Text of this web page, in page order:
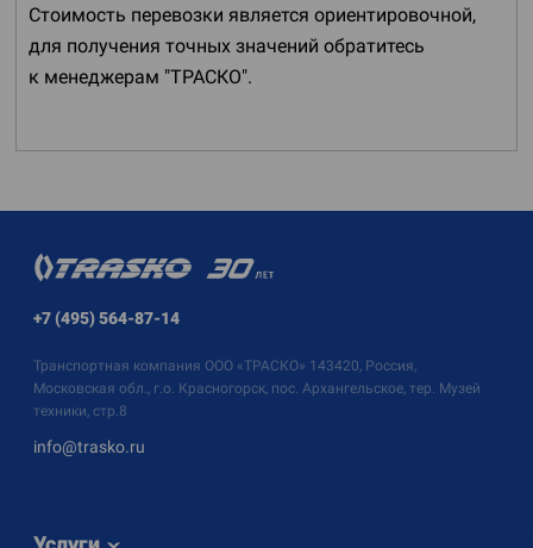
Стоимость перевозки является ориентировочной,
для получения точных значений обратитесь
к менеджерам "ТРАСКО".
+7 (495) 564-87-14
Транспортная компания ООО «ТРАСКО» 143420, Россия,
Московская обл., г.о. Красногорск, пос. Архангельское, тер. Музей
техники, стр.8
info@trasko.ru